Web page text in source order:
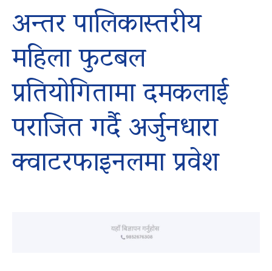
अन्तर पालिकास्तरीय
महिला फुटबल
प्रतियोगितामा दमकलाई
पराजित गर्दै अर्जुनधारा
क्वाटरफाइनलमा प्रवेश